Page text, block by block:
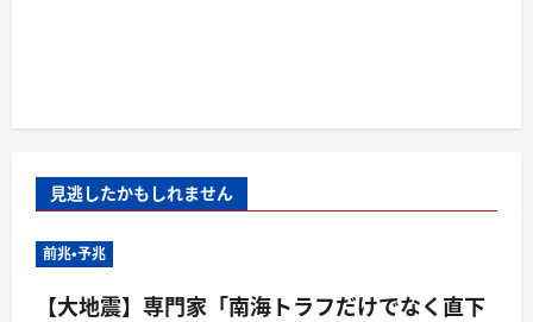
見逃したかもしれません
前兆・予兆
【大地震】専門家「南海トラフだけでなく直下